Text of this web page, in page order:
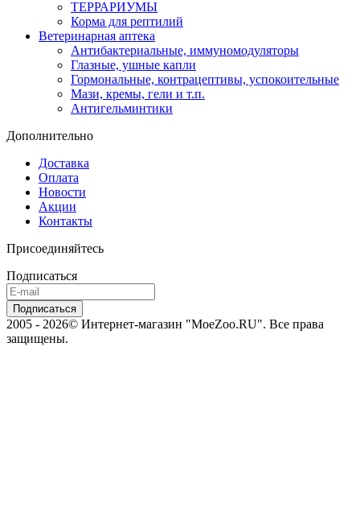
ТЕРРАРИУМЫ
Корма для рептилий
Ветеринарная аптека
Антибактериальные, иммуномодуляторы
Глазные, ушные капли
Гормональные, контрацептивы, успокоительные
Мази, кремы, гели и т.п.
Антигельминтики
Дополнительно
Доставка
Оплата
Новости
Акции
Контакты
Присоединяйтесь
Подписаться
2005 - 2026© Интернет-магазин "MoeZoo.RU". Все права
защищены.